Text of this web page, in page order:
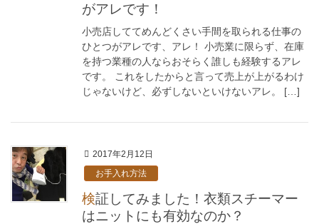
がアレです！
小売店しててめんどくさい手間を取られる仕事の
ひとつがアレです、アレ！ 小売業に限らず、在庫
を持つ業種の人ならおそらく誰しも経験するアレ
です。 これをしたからと言って売上が上がるわけ
じゃないけど、必ずしないといけないアレ。 […]
2017年2月12日
お手入れ方法
検証してみました！衣類スチーマー
はニットにも有効なのか？